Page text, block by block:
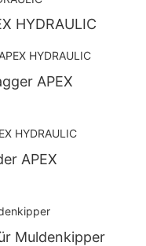
HYDRAULIC
APEX
APEX
Muldenkipper